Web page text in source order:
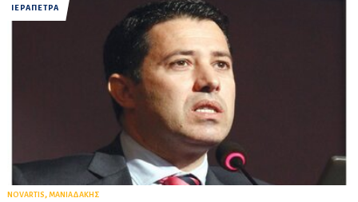
ΙΕΡΑΠΕΤΡΑ
NOVARTIS, ΜΑΝΙΑΔΑΚΗΣ